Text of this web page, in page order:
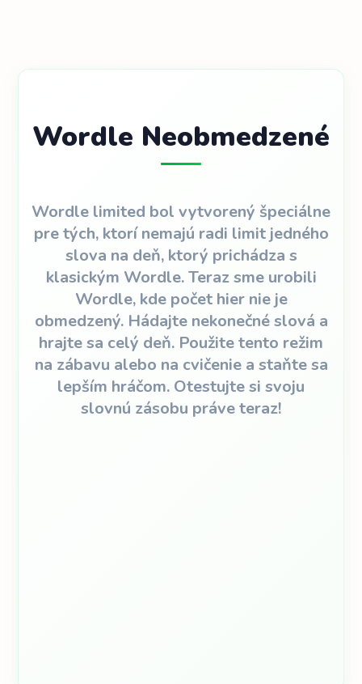
Wordle Neobmedzené
Wordle limited bol vytvorený špeciálne
pre tých, ktorí nemajú radi limit jedného
slova na deň, ktorý prichádza s
klasickým Wordle. Teraz sme urobili
Wordle, kde počet hier nie je
obmedzený. Hádajte nekonečné slová a
hrajte sa celý deň. Použite tento režim
na zábavu alebo na cvičenie a staňte sa
lepším hráčom. Otestujte si svoju
slovnú zásobu práve teraz!